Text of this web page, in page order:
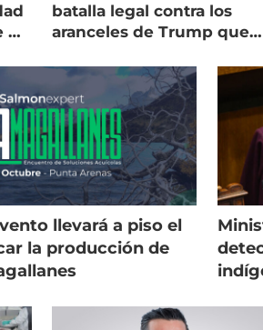
batalla legal contra los
aranceles de Trump que
llevará a piso el
la producción de